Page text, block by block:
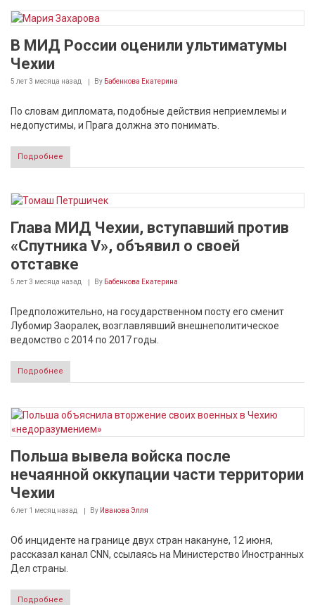
В МИД России оценили ультиматумы
Чехии
5 лет 3 месяца назад By Бабенкова Екатерина
По словам дипломата, подобные действия неприемлемы и
недопустимы, и Прага должна это понимать.
Подробнее
Глава МИД Чехии, вступавший против
«Спутника V», объявил о своей
отставке
5 лет 3 месяца назад By Бабенкова Екатерина
Предположительно, на государственном посту его сменит
Лубомир Заоралек, возглавлявший внешнеполитическое
ведомство с 2014 по 2017 годы.
Подробнее
Польша вывела войска после
нечаянной оккупации части территории
Чехии
6 лет 1 месяц назад By Иванова Элля
Об инциденте на границе двух стран накануне, 12 июня,
рассказал канал CNN, ссылаясь на Министерство Иностранных
Дел страны.
Подробнее